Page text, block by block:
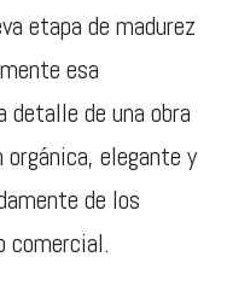
etapa de madurez
esa
detalle de una obra
orgánica, elegante y
de los
comercial.